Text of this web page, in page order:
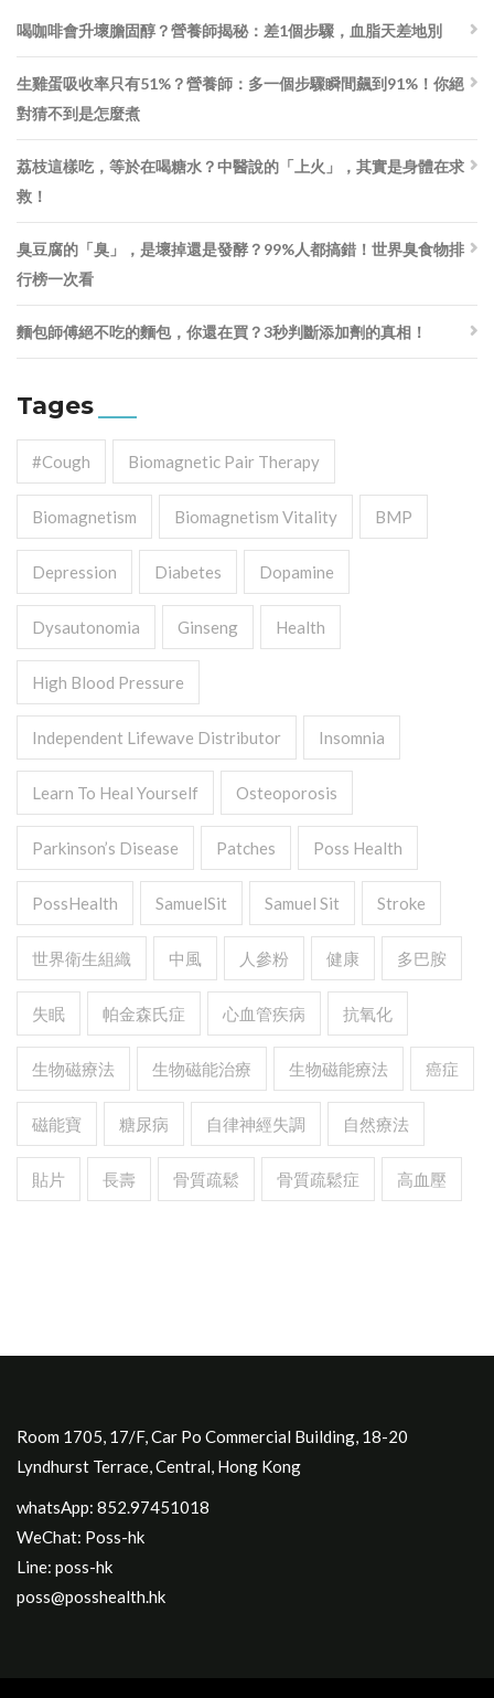
喝咖啡會升壞膽固醇？營養師揭秘：差1個步驟，血脂天差地別
生雞蛋吸收率只有51%？營養師：多一個步驟瞬間飆到91%！你絕
對猜不到是怎麼煮
荔枝這樣吃，等於在喝糖水？中醫說的「上火」，其實是身體在求
救！
臭豆腐的「臭」，是壞掉還是發酵？99%人都搞錯！世界臭食物排
行榜一次看
麵包師傅絕不吃的麵包，你還在買？3秒判斷添加劑的真相！
Tages
#cough Biomagnetic Pair Therapy
Biomagnetism Biomagnetism Vitality BMP
Depression Diabetes Dopamine
Dysautonomia Ginseng Health
High Blood Pressure
Independent Lifewave Distributor Insomnia
Learn To Heal Yourself Osteoporosis
Parkinson’s Disease Patches Poss Health
PossHealth SamuelSit Samuel Sit Stroke
世界衛生組織 中風 人參粉 健康 多巴胺
失眠 帕金森氏症 心血管疾病 抗氧化
生物磁療法 生物磁能治療 生物磁能療法 癌症
磁能寶 糖尿病 自律神經失調 自然療法
貼片 長壽 骨質疏鬆 骨質疏鬆症 高血壓
Room 1705, 17/F, Car Po Commercial Building, 18-20
Lyndhurst Terrace, Central, Hong Kong
whatsApp: 852.97451018
WeChat: Poss-hk
Line: poss-hk
poss@posshealth.hk